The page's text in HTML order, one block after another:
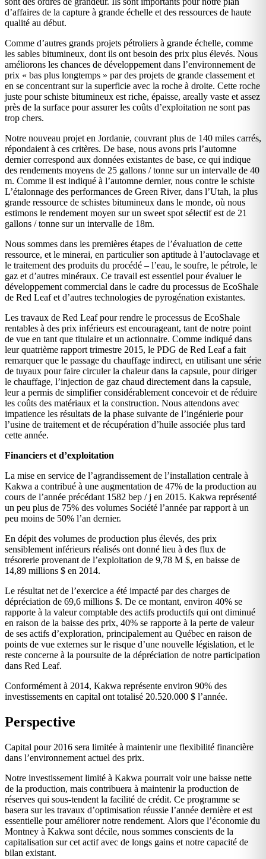
d’affaires de la capture à grande échelle et des ressources de haute
qualité au début.
Comme d’autres grands projets pétroliers à grande échelle, comme
les sables bitumineux, dont ils ont besoin des prix plus élevés. Nous
améliorons les chances de développement dans l’environnement de
prix « bas plus longtemps » par des projets de grande classement et
en se concentrant sur la superficie avec la roche à droite. Cette roche
juste pour schiste bitumineux est riche, épaisse, areally vaste et assez
près de la surface pour assurer les coûts d’exploitation ne sont pas
trop chers.
Notre nouveau projet en Jordanie, couvrant plus de 140 miles carrés,
répondaient à ces critères. De base, nous avons pris l’automne
dernier correspond aux données existantes de base, ce qui indique
des rendements moyens de 25 gallons / tonne sur un intervalle de 40
m. Comme il est indiqué à l’automne dernier, nous contre le schiste
L’étalonnage des performances de Green River, dans l’Utah, la plus
grande ressource de schistes bitumineux dans le monde, où nous
estimons le rendement moyen sur un sweet spot sélectif est de 21
gallons / tonne sur un intervalle de 18m.
Nous sommes dans les premières étapes de l’évaluation de cette
ressource, et le minerai, en particulier son aptitude à l’autoclavage et
le traitement des produits du procédé – l’eau, le soufre, le pétrole, le
gaz et d’autres minéraux. Ce travail est essentiel pour évaluer le
développement commercial dans le cadre du processus de EcoShale
de Red Leaf et d’autres technologies de pyrogénation existantes.
Les travaux de Red Leaf pour rendre le processus de EcoShale
rentables à des prix inférieurs est encourageant, tant de notre point
de vue en tant que titulaire et un actionnaire. Comme indiqué dans
leur quatrième rapport trimestre 2015, le PDG de Red Leaf a fait
remarquer que le passage du chauffage indirect, en utilisant une série
de tuyaux pour faire circuler la chaleur dans la capsule, pour diriger
le chauffage, l’injection de gaz chaud directement dans la capsule,
leur a permis de simplifier considérablement concevoir et de réduire
les coûts des matériaux et la construction. Nous attendons avec
impatience les résultats de la phase suivante de l’ingénierie pour
l’usine de traitement et de récupération d’huile associée plus tard
cette année.
Financiers et d’exploitation
La mise en service de l’agrandissement de l’installation centrale à
Kakwa a contribué à une augmentation de 47% de la production au
cours de l’année précédant 1582 bep / j en 2015. Kakwa représenté
un peu plus de 75% des volumes Société l’année par rapport à un
peu moins de 50% l’an dernier.
En dépit des volumes de production plus élevés, des prix
sensiblement inférieurs réalisés ont donné lieu à des flux de
trésorerie provenant de l’exploitation de 9,78 M $, en baisse de
14,89 millions $ en 2014.
Le résultat net de l’exercice a été impacté par des charges de
dépréciation de 69,6 millions $. De ce montant, environ 40% se
rapporte à la valeur comptable des actifs productifs qui ont diminué
en raison de la baisse des prix, 40% se rapporte à la perte de valeur
de ses actifs d’exploration, principalement au Québec en raison de
points de vue externes sur le risque d’une nouvelle législation, et le
reste concerne à la poursuite de la dépréciation de notre participation
dans Red Leaf.
Conformément à 2014, Kakwa représente environ 90% des
investissements en capital ont totalisé 20.520.000 $ l’année.
Perspective
Capital pour 2016 sera limitée à maintenir une flexibilité financière
dans l’environnement actuel des prix.
Notre investissement limité à Kakwa pourrait voir une baisse nette
de la production, mais contribuera à maintenir la production de
réserves qui sous-tendent la facilité de crédit. Ce programme se
basera sur les travaux d’optimisation réussie l’année dernière et est
essentielle pour améliorer notre rendement. Alors que l’économie du
Montney à Kakwa sont décile, nous sommes conscients de la
capitalisation sur cet actif avec de longs gains et notre capacité de
bilan existant.